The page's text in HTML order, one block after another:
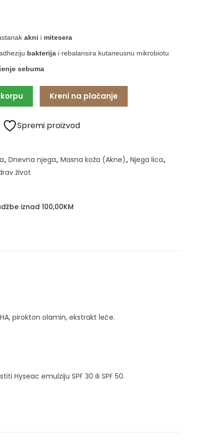
akni i mitesera
bakterija i rebalansira kutaneusnu mikrobiotu
sebuma
Kreni na plaćanje
Spremi proizvod
, Dnevna njega, Masna koža (Akne), Njega lica,
život
iznad 100,00KM
pirokton olamin, ekstrakt leće.
Hyseac emulziju SPF 30 ili SPF 50.